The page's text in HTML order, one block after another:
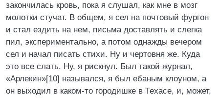
закончилась кровь, пока я слушал, как мне в мозг
молотки стучат. В общем, я сел на почтовый фургон
и стал ездить на нем, письма доставлять и слегка
пил, экспериментально, а потом однажды вечером
сел и начал писать стихи. Ну и чертовня же. Куда
это все слать. Ну, я рискнул. Был такой журнал,
«Арлекин»[10] назывался, я был ебаным клоуном, а
он выходил в каком-то городишке в Техасе, и, может,